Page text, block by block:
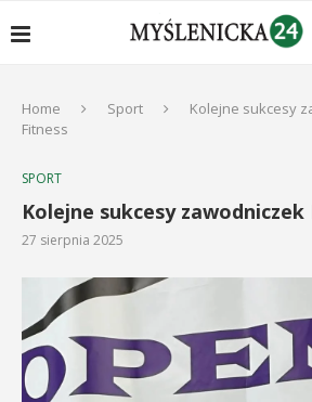
Home Sport
Kolejne sukcesy
Fitness
SPORT
Kolejne sukcesy
27 sierpnia 2025